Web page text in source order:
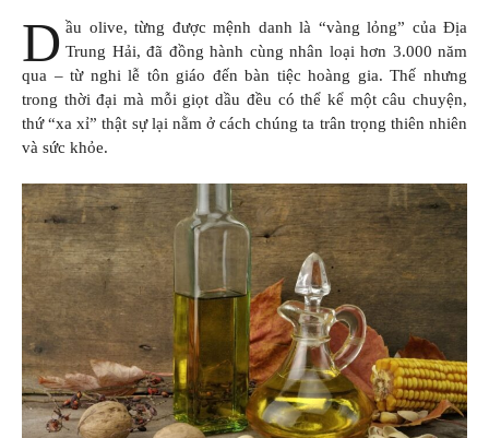
D ầu olive, từng được mệnh danh là “vàng lỏng” của Địa
Trung Hải, đã đồng hành cùng nhân loại hơn 3.000 năm
qua – từ nghi lễ tôn giáo đến bàn tiệc hoàng gia. Thế nhưng
trong thời đại mà mỗi giọt dầu đều có thể kể một câu chuyện,
thứ “xa xỉ” thật sự lại nằm ở cách chúng ta trân trọng thiên nhiên
và sức khỏe.